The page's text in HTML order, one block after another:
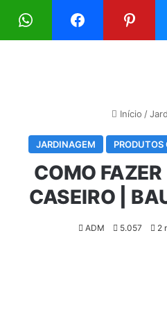
Menu
Início /
JARDINAGEM PRODUTOS
COMO
CASEIRO |
ADM 5.057 2